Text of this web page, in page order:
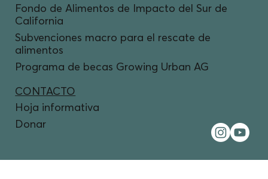
Fondo de Alimentos de Impacto del Sur de
California
Subvenciones macro para el rescate de
alimentos
Programa de becas Growing Urban AG
CONTACTO
Hoja informativa
Donar